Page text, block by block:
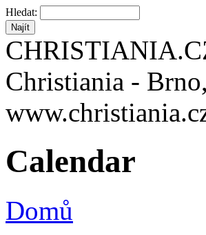
Hledat:
Christiania -
Calendar
Domů